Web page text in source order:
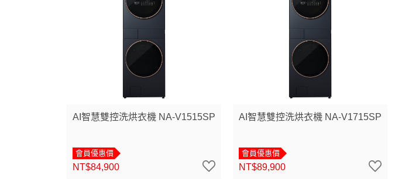
AI智慧雙控洗烘衣機 NA-V1515SP
會員優惠價
NT$84,900
AI智慧雙控洗烘衣機 NA-V1715SP
會員優惠價
NT$89,900